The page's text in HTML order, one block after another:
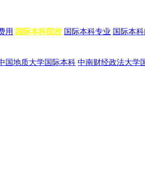
用 国际本科院校 国际本科专业 国际本
国地质大学国际本科 中南财经政法大学